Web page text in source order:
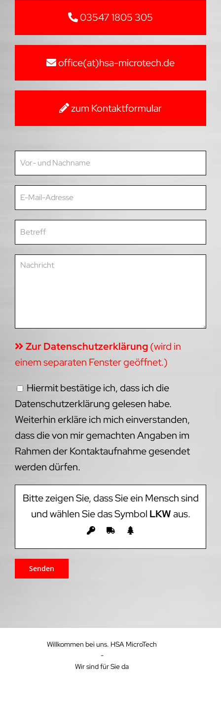
03547 1805 305
office(at)hsa-microtech.de
zum Kontaktformular
Zur Datenschutzerklärung(wird in
einem separaten Fenster geöffnet.)
Hiermit bestätige ich, dass ich die
Datenschutzerklärung gelesen habe.
Weiterhin erkläre ich mich einverstanden,
dass die von mir gemachten Angaben im
Rahmen der Kontaktaufnahme gesendet
werden dürfen.
Bitte zeigen Sie, dass Sie ein Mensch sind
und wählen Sie das Symbol LKWaus.
Willkommen bei uns. HSA MicroTech
-
Wir sind für Sie da